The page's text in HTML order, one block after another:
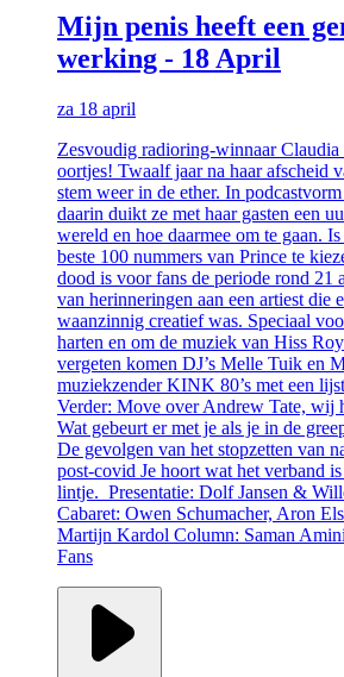
Mijn penis heeft een
werking - 18 April
za 18 april
Zesvoudig radioring-winnaar
oortjes! Twaalf jaar na haar afscheid
stem weer in de ether. In
daarin duikt ze met haar gasten een
wereld en hoe daarmee om te gaan.
beste 100 nummers van Prince te
dood is voor fans de periode rond 21
van herinneringen aan een artiest die
waanzinnig creatief was. Speciaal
harten en om de muziek van Hiss
vergeten komen DJ’s Melle Tuik en
muziekzender KINK 80’s met een
Verder: Move over Andrew Tate, wij
Wat gebeurt er met je als je in de
De gevolgen van het stopzetten van
post-covid Je hoort wat het verband
lintje. Presentatie: Dolf Jansen &
Cabaret: Owen Schumacher, Aron
Martijn Kardol Column: Saman
Fans